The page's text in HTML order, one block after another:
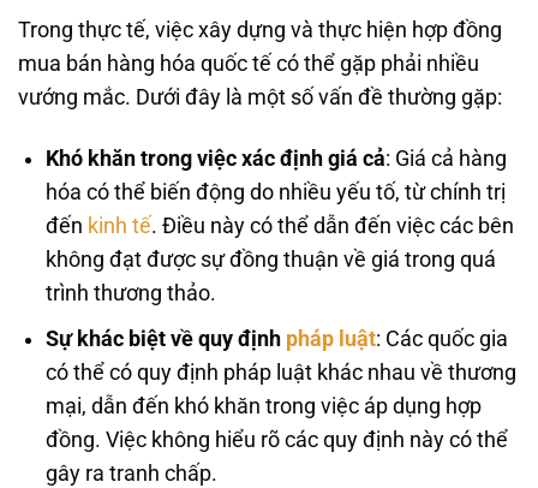
Trong thực tế, việc xây dựng và thực hiện hợp đồng
mua bán hàng hóa quốc tế có thể gặp phải nhiều
vướng mắc. Dưới đây là một số vấn đề thường gặp:
Khó khăn trong việc xác định giá cả: Giá cả hàng
hóa có thể biến động do nhiều yếu tố, từ chính trị
đến kinh tế. Điều này có thể dẫn đến việc các bên
không đạt được sự đồng thuận về giá trong quá
trình thương thảo.
Sự khác biệt về quy định pháp luật: Các quốc gia
có thể có quy định pháp luật khác nhau về thương
mại, dẫn đến khó khăn trong việc áp dụng hợp
đồng. Việc không hiểu rõ các quy định này có thể
gây ra tranh chấp.